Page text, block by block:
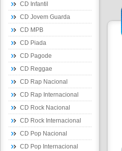
CD Infantil
CD Jovem Guarda
CD MPB
CD Piada
CD Pagode
CD Reggae
CD Rap Nacional
CD Rap Internacional
CD Rock Nacional
CD Rock Internacional
CD Pop Nacional
CD Pop Internacional